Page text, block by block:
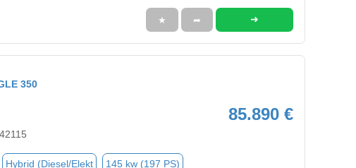
★ ➦ ➜
350
85.890 €
Hybrid (Diesel/Elekt 145 kw (197 PS)